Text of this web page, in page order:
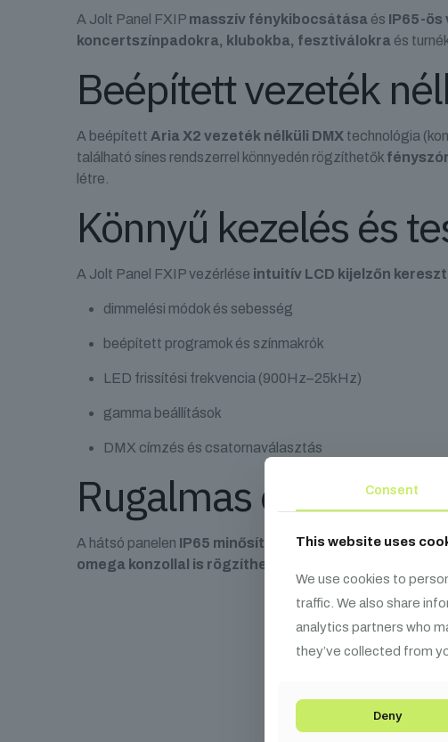
A Jolt Panel FXIP masszív fénykibocsátásaés IP65-ös
koncertszínpadokra, klubokba, fesztiválokraés
Beépített vezeték
A beépített Aria X2 vezeték nélküli DMXtechnológia
található sínes rendszerrel könnyedén rögzíthetők
létre.
Könnyű kezelés és
A Jolt Panel FXIP vezérlése intuitív LCD kijelzőn
dimmelési módok és sebesség
beépített programok és színmakrók
LED frissítési frekvencia (900Hz–25kHz)
gamma beállítások
DMX címzés és csatornaválasztás
Rugalmas
A hátsó panelen IP65 minősítésű 5-pin DMX in/outés
omega konzollal is rögzíthető
Consent
This website uses
We use cookies to
traffic. We also share
analytics partners who
they’ve collected from
Deny